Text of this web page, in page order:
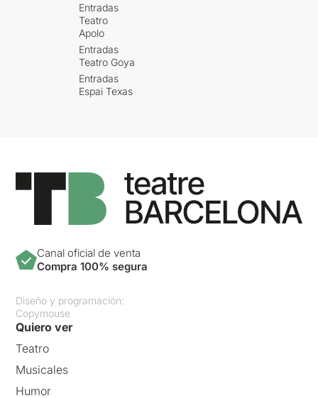
Entradas
Teatro
Apolo
Entradas
Teatro Goya
Entradas
Espai Texas
Canal oficial de venta
Compra 100% segura
Diseño y programación:
Copymouse
Quiero ver
Teatro
Musicales
Humor